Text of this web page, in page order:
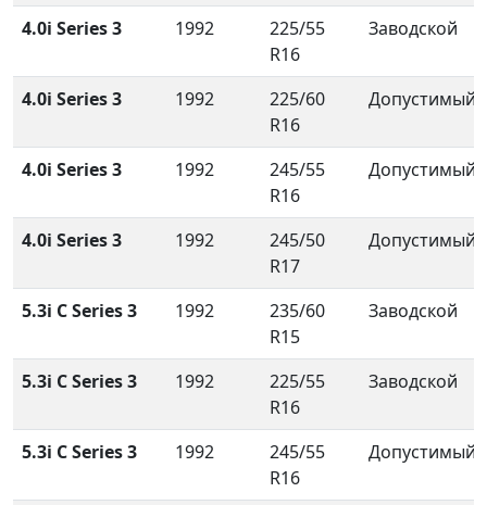
4.0i Series 3 1992
225/55
R16
Заводской
4.0i Series 3 1992
225/60
R16
Допустимый
4.0i Series 3 1992
245/55
R16
Допустимый
4.0i Series 3 1992
245/50
R17
Допустимый
5.3i C Series 3 1992
235/60
R15
Заводской
5.3i C Series 3 1992
225/55
R16
Заводской
5.3i C Series 3 1992
245/55
R16
Допустимый